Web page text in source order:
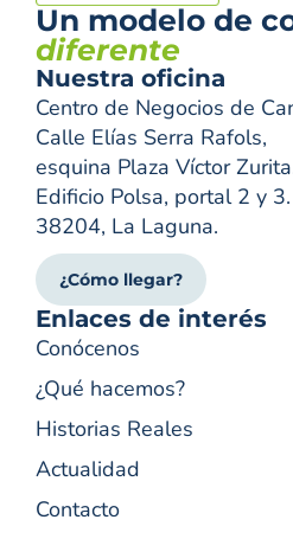
Un modelo de
diferente
Nuestra oficina
Centro de Negocios de
Calle Elías Serra Rafols,
esquina Plaza Víctor
Edificio Polsa, portal 2 y 3.
38204, La Laguna.
¿Cómo llegar?
Enlaces de interés
Conócenos
¿Qué hacemos?
Historias Reales
Actualidad
Contacto